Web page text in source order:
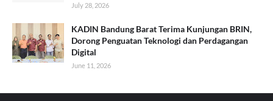
July 28, 2026
KADIN Bandung Barat Terima Kunjungan BRIN,
Dorong Penguatan Teknologi dan Perdagangan
Digital
June 11, 2026